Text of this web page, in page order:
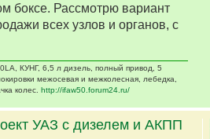
боксе. Рассмотрю вариант
всех узлов и органов, с
КУНГ, 6,5 л дизель, полный привод, 5
межосевая и межколесная, лебедка,
колес. http://ifaw50.forum24.ru/
УАЗ с дизелем и АКПП